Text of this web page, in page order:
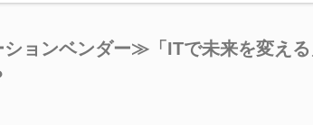
ョンベンダー≫「ITで未来を変える